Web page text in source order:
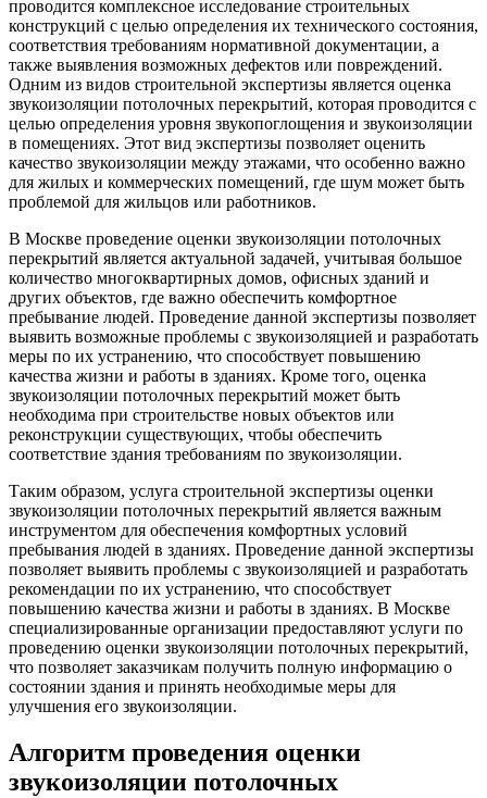
проводится комплексное исследование строительных
конструкций с целью определения их технического состояния,
соответствия требованиям нормативной документации, а
также выявления возможных дефектов или повреждений.
Одним из видов строительной экспертизы является оценка
звукоизоляции потолочных перекрытий, которая проводится с
целью определения уровня звукопоглощения и звукоизоляции
в помещениях. Этот вид экспертизы позволяет оценить
качество звукоизоляции между этажами, что особенно важно
для жилых и коммерческих помещений, где шум может быть
проблемой для жильцов или работников.
В Москве проведение оценки звукоизоляции потолочных
перекрытий является актуальной задачей, учитывая большое
количество многоквартирных домов, офисных зданий и
других объектов, где важно обеспечить комфортное
пребывание людей. Проведение данной экспертизы позволяет
выявить возможные проблемы с звукоизоляцией и разработать
меры по их устранению, что способствует повышению
качества жизни и работы в зданиях. Кроме того, оценка
звукоизоляции потолочных перекрытий может быть
необходима при строительстве новых объектов или
реконструкции существующих, чтобы обеспечить
соответствие здания требованиям по звукоизоляции.
Таким образом, услуга строительной экспертизы оценки
звукоизоляции потолочных перекрытий является важным
инструментом для обеспечения комфортных условий
пребывания людей в зданиях. Проведение данной экспертизы
позволяет выявить проблемы с звукоизоляцией и разработать
рекомендации по их устранению, что способствует
повышению качества жизни и работы в зданиях. В Москве
специализированные организации предоставляют услуги по
проведению оценки звукоизоляции потолочных перекрытий,
что позволяет заказчикам получить полную информацию о
состоянии здания и принять необходимые меры для
улучшения его звукоизоляции.
Алгоритм проведения оценки
звукоизоляции потолочных